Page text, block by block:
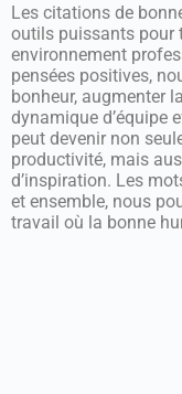
Les citations de
outils puissants pour
environnement
pensées positives,
bonheur, augmenter
dynamique d’équipe
peut devenir non
productivité, mais
d’inspiration. Les
et ensemble, nous
travail où la bonne